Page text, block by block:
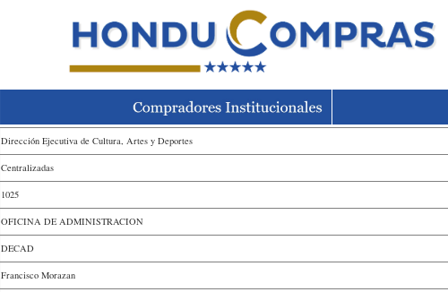
Dirección Ejecutiva de Cultura, Artes y Deportes
Centralizadas
1025
OFICINA DE ADMINISTRACION
DECAD
Francisco Morazan